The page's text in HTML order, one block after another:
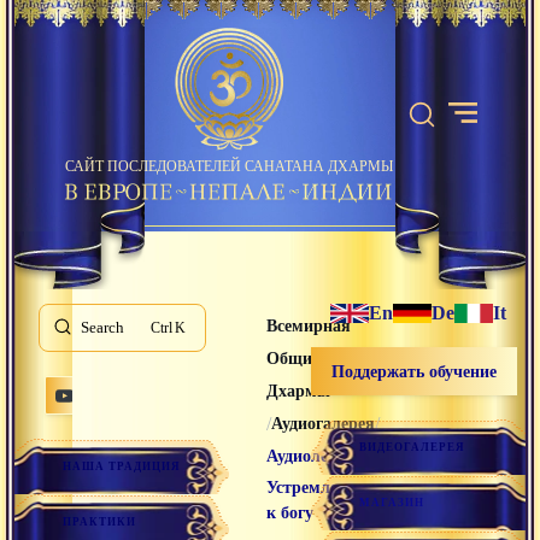
САЙТ ПОСЛЕДОВАТЕЛЕЙ САНАТАНА ДХАРМЫ
Search K
НАША ТРАДИЦИЯ
ПРАКТИКИ
Всемирная
Община Санатана
Дхармы
/Аудиогалерея/
Аудиолекции /
Устремленность
к богу
En De It
Поддержать обучение
ВИДЕОГАЛЕРЕЯ
МАГАЗИН